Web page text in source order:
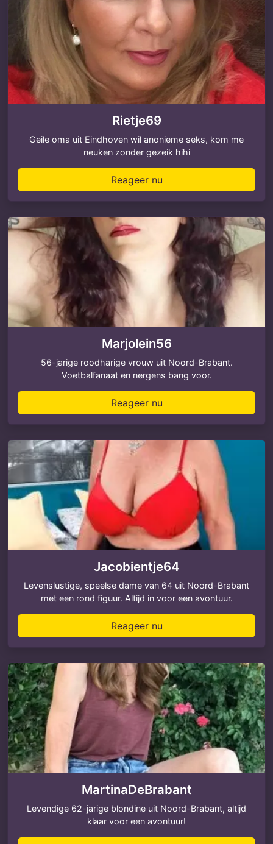
Rietje69
Geile oma uit Eindhoven wil anonieme seks, kom me
neuken zonder gezeik hihi
Reageer nu
Marjolein56
56-jarige roodharige vrouw uit Noord-Brabant.
Voetbalfanaat en nergens bang voor.
Reageer nu
Jacobientje64
Levenslustige, speelse dame van 64 uit Noord-Brabant
met een rond figuur. Altijd in voor een avontuur.
Reageer nu
MartinaDeBrabant
Levendige 62-jarige blondine uit Noord-Brabant, altijd
klaar voor een avontuur!